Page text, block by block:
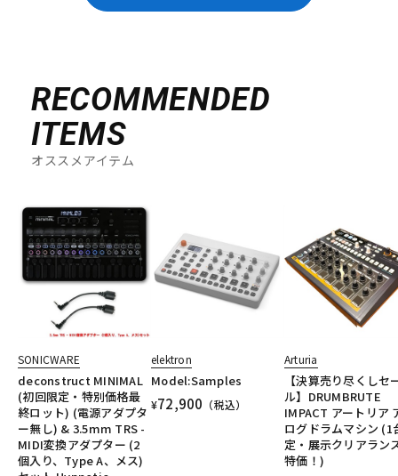
RECOMMENDED
ITEMS
オススメアイテム
SONICWARE
deconstruct MINIMAL
(初回限定・特別価格最
終ロット) (電源アダプタ
ー無し) & 3.5mm TRS -
MIDI変換アダプター (2
個入り、Type A、メス)
elektron
Model:Samples
¥72,900 （税込）
Arturia
【決算売り尽くしセ
ル】DRUMBRUTE
IMPACT アートリア
ログドラムマシン (1
定・展示クリアラン
特価！)